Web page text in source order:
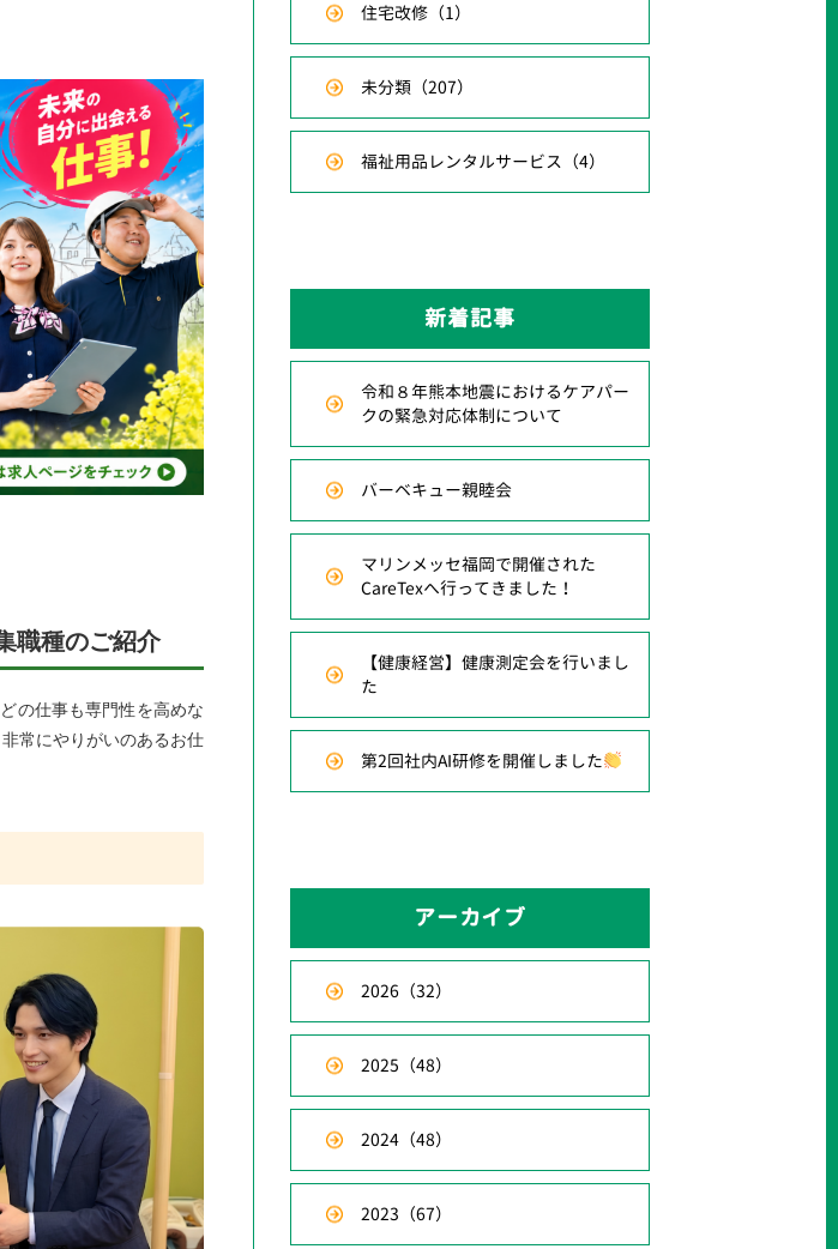
職種のご紹介
の仕事も専門性を高めな
常にやりがいのあるお仕
住宅改修 （1）
未分類 （207）
福祉用品レンタルサービス （4）
新着記事
令和８年熊本地震におけるケアパー
クの緊急対応体制について
バーベキュー親睦会
マリンメッセ福岡で開催された
CareTexへ行ってきました！
【健康経営】健康測定会を行いまし
た
第2回社内AI研修を開催しました
アーカイブ
2026 （32）
2025 （48）
2024 （48）
2023 （67）